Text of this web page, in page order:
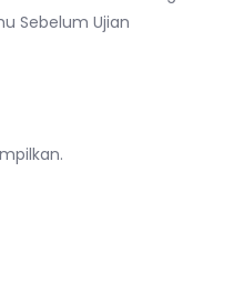
Sebelum Ujian